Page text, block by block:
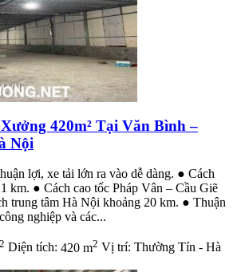
420m² Tại Văn Bình –
Nội
lợi, xe tải lớn ra vào dễ dàng. ● Cách
km. ● Cách cao tốc Pháp Vân – Cầu Giẽ
trung tâm Hà Nội khoảng 20 km. ● Thuận
nghiệp và các...
2 Diện tích: 420 m2 Vị trí: Thường Tín - Hà